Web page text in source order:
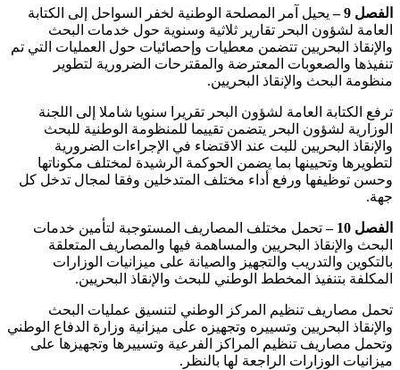
الفصل 9 –
يحيل آمر المصلحة الوطنية لخفر السواحل إلى الكتابة
العامة لشؤون البحر تقارير ثلاثية وسنوية حول خدمات البحث
والإنقاذ البحريين تتضمن معطيات وإحصائيات حول العمليات التي تم
تنفيذها والصعوبات المعترضة والمقترحات الضرورية لتطوير
منظومة البحث والإنقاذ البحريين.
ترفع الكتابة العامة لشؤون البحر تقريرا سنويا شاملا إلى اللجنة
الوزارية لشؤون البحر يتضمن تقييما للمنظومة الوطنية للبحث
والإنقاذ البحريين للبت عند الاقتضاء في الإجراءات الضرورية
لتطويرها وتحيينها بما يضمن الحوكمة الرشيدة لمختلف مكوناتها
وحسن توظيفها ورفع أداء مختلف المتدخلين وفقا لمجال تدخل كل
جهة.
الفصل 10 –تحمل مختلف المصاريف المستوجبة لتأمين خدمات
البحث والإنقاذ البحريين والمساهمة فيها والمصاريف المتعلقة
بالتكوين والتدريب والتجهيز والصيانة على ميزانيات الوزارات
المكلفة بتنفيذ المخطط الوطني للبحث والإنقاذ البحريين.
تحمل مصاريف تنظيم المركز الوطني لتنسيق عمليات البحث
والإنقاذ البحريين وتسييره وتجهيزه على ميزانية وزارة الدفاع الوطني
وتحمل مصاريف تنظيم المراكز الفرعية وتسييرها وتجهيزها على
ميزانيات الوزارات الراجعة لها بالنظر.